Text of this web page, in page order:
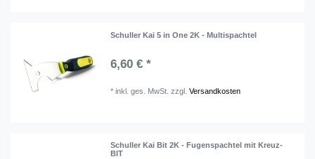
Schuller Kai 5 in One 2K - Multispachtel
6,60 € *
*inkl. ges. MwSt. zzgl.Versandkosten
Schuller Kai Bit 2K - Fugenspachtel mit Kreuz-
BIT